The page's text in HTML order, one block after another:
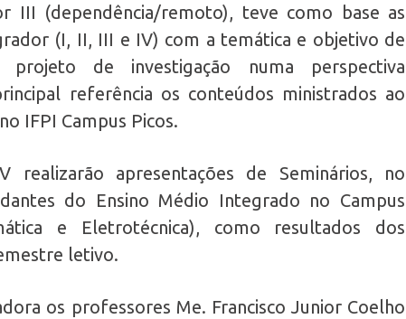
III (dependência/remoto), teve como base as
(I, II, III e IV) com a temática e objetivo de
de investigação numa perspectiva
referência os conteúdos ministrados ao
IFPI Campus Picos.
realizarão apresentações de Seminários, no
do Ensino Médio Integrado no Campus
e Eletrotécnica), como resultados dos
letivo.
os professores Me. Francisco Junior Coelho